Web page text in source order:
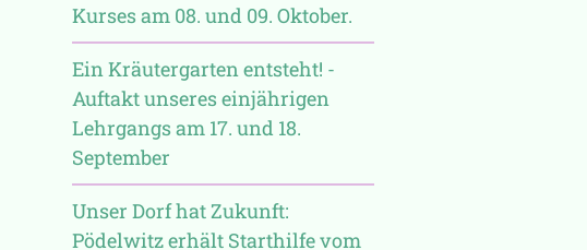
Kurses am 08. und 09. Oktober.
Ein Kräutergarten entsteht! -
Auftakt unseres einjährigen
Lehrgangs am 17. und 18.
September
Unser Dorf hat Zukunft:
Pödelwitz erhält Starthilfe vom